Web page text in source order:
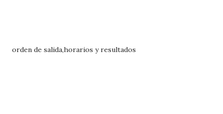
orden de salida,horarios y resultados